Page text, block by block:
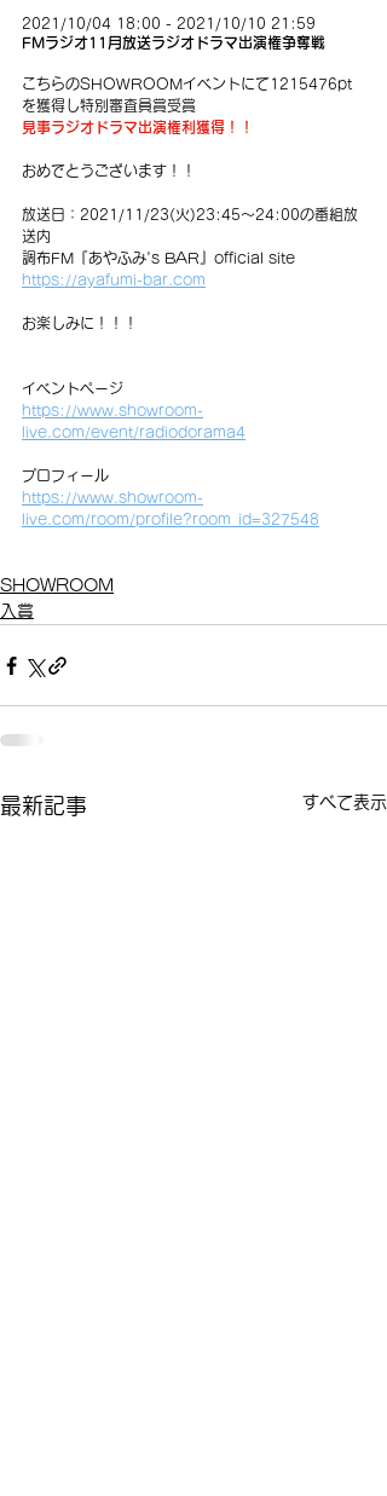
2021/10/04 18:00 - 2021/10/10 21:59
FMラジオ11月放送ラジオドラマ出演権争奪戦
こちらのSHOWROOMイベントにて1215476pt
を獲得し特別審査員賞受賞
見事ラジオドラマ出演権利獲得！！
おめでとうございます！！
放送日：2021/11/23(火)23:45～24:00の番組放
送内
調布FM『あやふみ's BAR』official site
https://ayafumi-bar.com
お楽しみに！！！
イベントページ
https://www.showroom-
live.com/event/radiodorama4
プロフィール
https://www.showroom-
live.com/room/profile?room_id=327548
SHOWROOM
入賞
最新記事 すべて表示